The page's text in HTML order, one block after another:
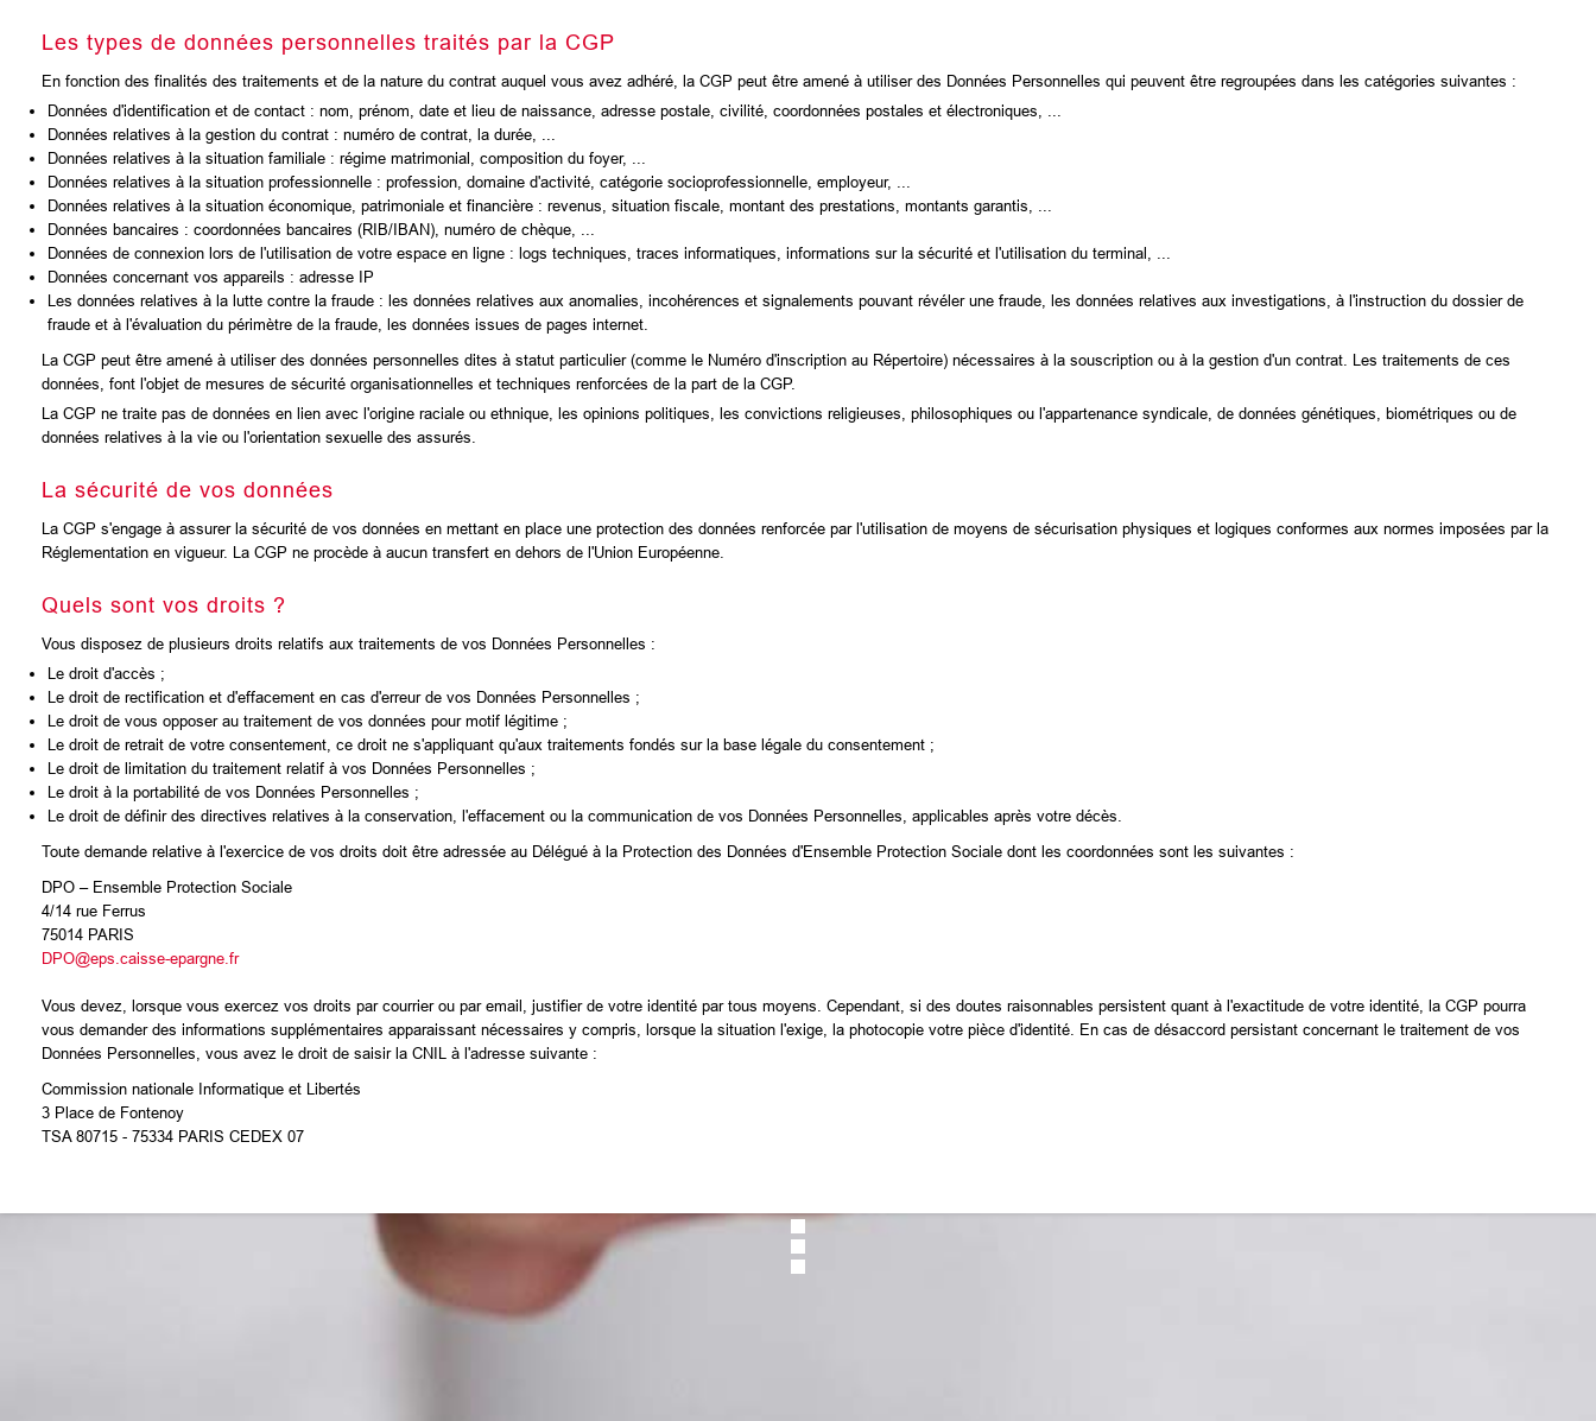
Les types de données personnelles traités par la CGP
En fonction des finalités des traitements et de la nature du contrat auquel vous avez adhéré, la CGP peut être amené à utiliser des Données Personnelles qui peuvent être regroupées dans les catégories suivantes :
Données d'identification et de contact : nom, prénom, date et lieu de naissance, adresse postale, civilité, coordonnées postales et électroniques, ...
Données relatives à la gestion du contrat : numéro de contrat, la durée, ...
Données relatives à la situation familiale : régime matrimonial, composition du foyer, ...
Données relatives à la situation professionnelle : profession, domaine d'activité, catégorie socioprofessionnelle, employeur, ...
Données relatives à la situation économique, patrimoniale et financière : revenus, situation fiscale, montant des prestations, montants garantis, ...
Données bancaires : coordonnées bancaires (RIB/IBAN), numéro de chèque, ...
Données de connexion lors de l'utilisation de votre espace en ligne : logs techniques, traces informatiques, informations sur la sécurité et l'utilisation du terminal, ...
Données concernant vos appareils : adresse IP
Les données relatives à la lutte contre la fraude : les données relatives aux anomalies, incohérences et signalements pouvant révéler une fraude, les données relatives aux investigations, à l'instruction du dossier de
fraude et à l'évaluation du périmètre de la fraude, les données issues de pages internet.
La CGP peut être amené à utiliser des données personnelles dites à statut particulier (comme le Numéro d'inscription au Répertoire) nécessaires à la souscription ou à la gestion d'un contrat. Les traitements de ces
données, font l'objet de mesures de sécurité organisationnelles et techniques renforcées de la part de la CGP.
La CGP ne traite pas de données en lien avec l'origine raciale ou ethnique, les opinions politiques, les convictions religieuses, philosophiques ou l'appartenance syndicale, de données génétiques, biométriques ou de
données relatives à la vie ou l'orientation sexuelle des assurés.
La sécurité de vos données
La CGP s'engage à assurer la sécurité de vos données en mettant en place une protection des données renforcée par l'utilisation de moyens de sécurisation physiques et logiques conformes aux normes imposées par la
Réglementation en vigueur. La CGP ne procède à aucun transfert en dehors de l'Union Européenne.
Quels sont vos droits ?
Vous disposez de plusieurs droits relatifs aux traitements de vos Données Personnelles :
Le droit d'accès ;
Le droit de rectification et d'effacement en cas d'erreur de vos Données Personnelles ;
Le droit de vous opposer au traitement de vos données pour motif légitime ;
Le droit de retrait de votre consentement, ce droit ne s'appliquant qu'aux traitements fondés sur la base légale du consentement ;
Le droit de limitation du traitement relatif à vos Données Personnelles ;
Le droit à la portabilité de vos Données Personnelles ;
Le droit de définir des directives relatives à la conservation, l'effacement ou la communication de vos Données Personnelles, applicables après votre décès.
Toute demande relative à l'exercice de vos droits doit être adressée au Délégué à la Protection des Données d'Ensemble Protection Sociale dont les coordonnées sont les suivantes :
DPO – Ensemble Protection Sociale
4/14 rue Ferrus
75014 PARIS
DPO@eps.caisse-epargne.fr
Vous devez, lorsque vous exercez vos droits par courrier ou par email, justifier de votre identité par tous moyens. Cependant, si des doutes raisonnables persistent quant à l'exactitude de votre identité, la CGP pourra
vous demander des informations supplémentaires apparaissant nécessaires y compris, lorsque la situation l'exige, la photocopie votre pièce d'identité. En cas de désaccord persistant concernant le traitement de vos
Données Personnelles, vous avez le droit de saisir la CNIL à l'adresse suivante :
Commission nationale Informatique et Libertés
3 Place de Fontenoy
TSA 80715 - 75334 PARIS CEDEX 07